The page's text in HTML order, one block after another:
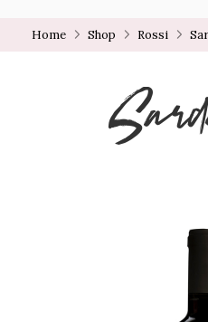
Home Shop Rossi